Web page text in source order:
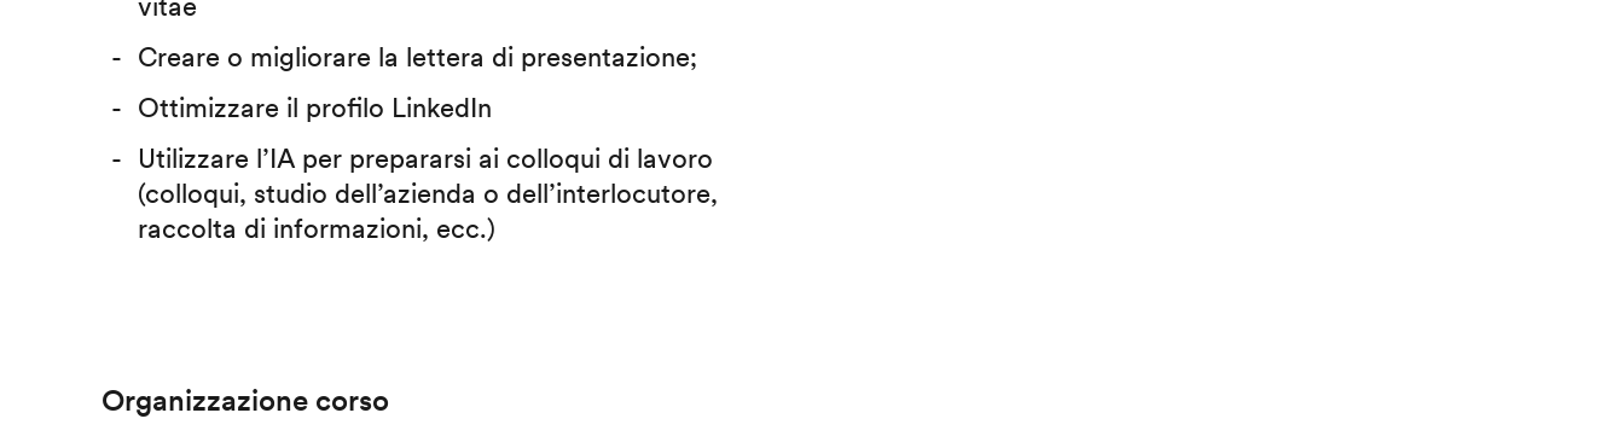
Creare o migliorare la lettera di presentazione;
Ottimizzare il profilo LinkedIn
Utilizzare l’IA per prepararsi ai colloqui di lavoro
(colloqui, studio dell’azienda o dell’interlocutore,
raccolta di informazioni, ecc.)
Organizzazione corso